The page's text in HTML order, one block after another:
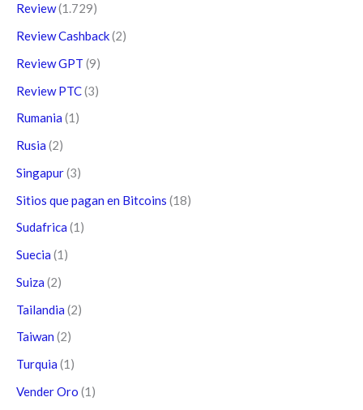
Review(1.729)
Review Cashback(2)
Review GPT (9)
Review PTC(3)
Rumania (1)
Rusia (2)
Singapur(3)
Sitios que pagan en Bitcoins (18)
Sudafrica (1)
Suecia (1)
Suiza (2)
Tailandia (2)
Taiwan (2)
Turquia (1)
Vender Oro (1)